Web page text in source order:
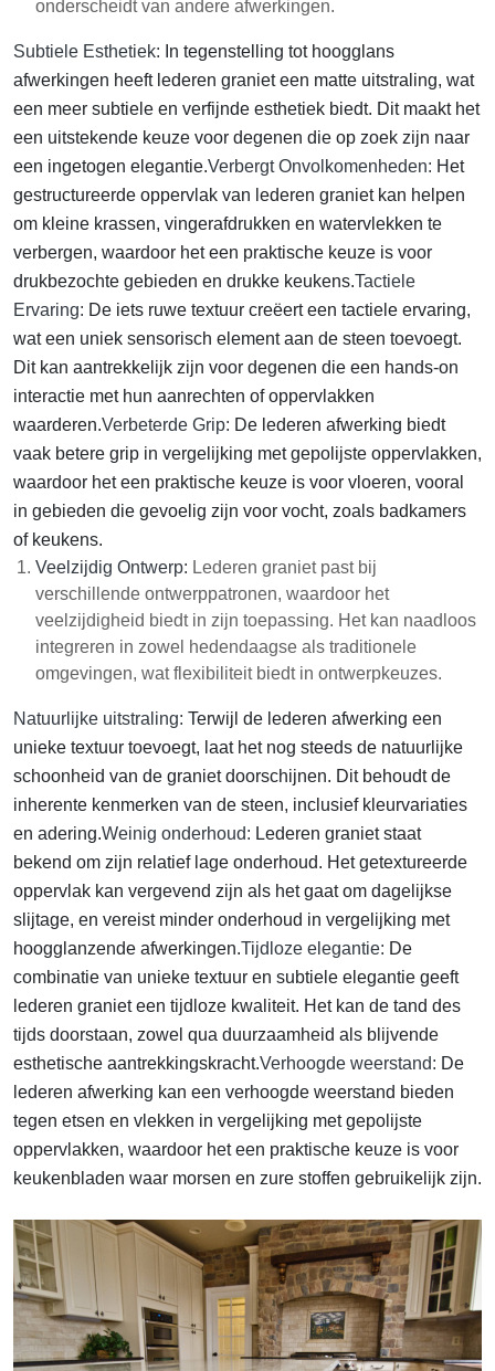
onderscheidt van andere afwerkingen.
Subtiele Esthetiek: In tegenstelling tot hoogglans
afwerkingen heeft lederen graniet een matte uitstraling, wat
een meer subtiele en verfijnde esthetiek biedt. Dit maakt het
een uitstekende keuze voor degenen die op zoek zijn naar
een ingetogen elegantie.Verbergt Onvolkomenheden: Het
gestructureerde oppervlak van lederen graniet kan helpen
om kleine krassen, vingerafdrukken en watervlekken te
verbergen, waardoor het een praktische keuze is voor
drukbezochte gebieden en drukke keukens.Tactiele
Ervaring: De iets ruwe textuur creëert een tactiele ervaring,
wat een uniek sensorisch element aan de steen toevoegt.
Dit kan aantrekkelijk zijn voor degenen die een hands-on
interactie met hun aanrechten of oppervlakken
waarderen.Verbeterde Grip: De lederen afwerking biedt
vaak betere grip in vergelijking met gepolijste oppervlakken,
waardoor het een praktische keuze is voor vloeren, vooral
in gebieden die gevoelig zijn voor vocht, zoals badkamers
of keukens.
Veelzijdig Ontwerp: Lederen graniet past bij
verschillende ontwerppatronen, waardoor het
veelzijdigheid biedt in zijn toepassing. Het kan naadloos
integreren in zowel hedendaagse als traditionele
omgevingen, wat flexibiliteit biedt in ontwerpkeuzes.
Natuurlijke uitstraling: Terwijl de lederen afwerking een
unieke textuur toevoegt, laat het nog steeds de natuurlijke
schoonheid van de graniet doorschijnen. Dit behoudt de
inherente kenmerken van de steen, inclusief kleurvariaties
en adering.Weinig onderhoud: Lederen graniet staat
bekend om zijn relatief lage onderhoud. Het getextureerde
oppervlak kan vergevend zijn als het gaat om dagelijkse
slijtage, en vereist minder onderhoud in vergelijking met
hoogglanzende afwerkingen.Tijdloze elegantie: De
combinatie van unieke textuur en subtiele elegantie geeft
lederen graniet een tijdloze kwaliteit. Het kan de tand des
tijds doorstaan, zowel qua duurzaamheid als blijvende
esthetische aantrekkingskracht.Verhoogde weerstand: De
lederen afwerking kan een verhoogde weerstand bieden
tegen etsen en vlekken in vergelijking met gepolijste
oppervlakken, waardoor het een praktische keuze is voor
keukenbladen waar morsen en zure stoffen gebruikelijk zijn.